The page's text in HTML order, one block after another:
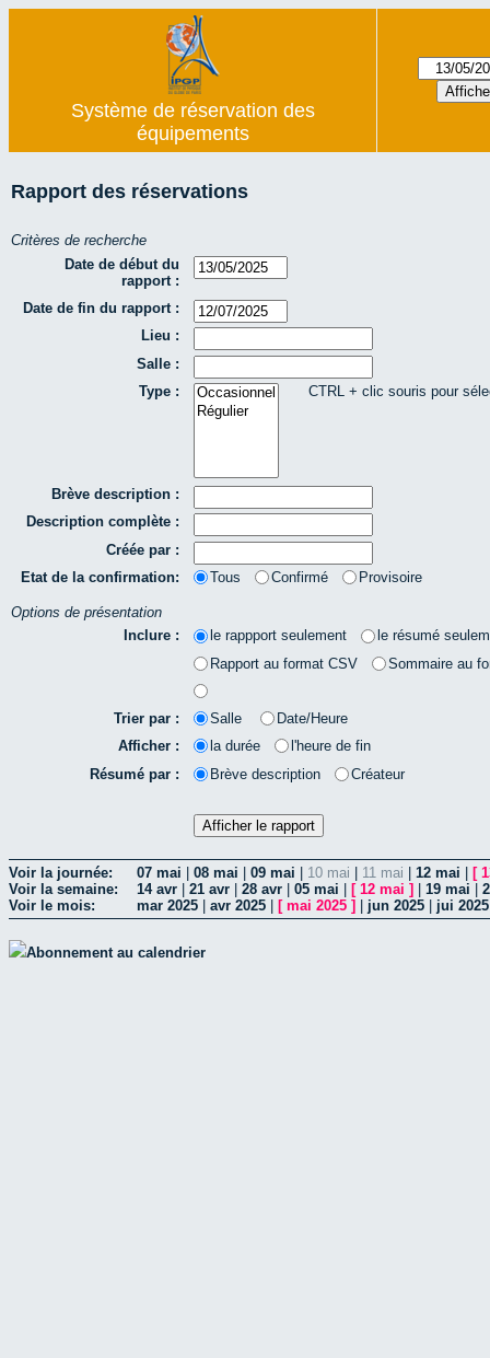
Système de réservation des
équipements
Rapport des réservations
Critères de recherche
Date de début du
rapport :
Date de fin du rapport :
Lieu :
Salle :
Type :
CTRL + clic souris pour
Brève description :
Description complète :
Créée par :
Etat de la confirmation:
Tous Confirmé Provisoire
Options de présentation
Inclure :
le rappport seulement
le résumé
Rapport au format CSV
Sommaire au
Trier par : Salle
Date/Heure
Afficher :
la durée
l'heure de fin
Résumé par :
Brève description Créateur
Voir la journée: 07 mai 08 mai 09 mai 10 mai 11 mai 12 mai [
Voir la semaine:
14 avr 21 avr 28 avr 05 mai [ 12 mai ] 19 mai
Voir le mois:
mar 2025 avr 2025 [ mai 2025 ] jun 2025 jui 2025
Abonnement au calendrier